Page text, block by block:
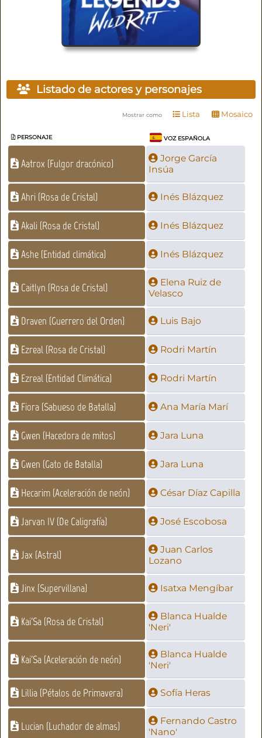
Listado de actores y personajes
Mostrar como Lista Mosaico
PERSONAJE VOZ ESPAÑOLA
Aatrox (Fulgor dracónico)
Jorge García
Insúa
Ahri (Rosa de Cristal) Inés Blázquez
Akali (Rosa de Cristal) Inés Blázquez
Ashe (Entidad climática) Inés Blázquez
Caitlyn (Rosa de Cristal)
Elena Ruiz de
Velasco
Draven (Guerrero del Orden) Luis Bajo
Ezreal (Rosa de Cristal) Rodri Martín
Ezreal (Entidad Climática) Rodri Martín
Fiora (Sabueso de Batalla) Ana María Marí
Gwen (Hacedora de mitos) Jara Luna
Gwen (Gato de Batalla) Jara Luna
Hecarim (Aceleración de neón) César Díaz Capilla
Jarvan IV (De Caligrafía) José Escobosa
Jax (Astral)
Juan Carlos
Lozano
Jinx (Supervillana) Isatxa Mengíbar
Kai'Sa (Rosa de Cristal)
Blanca Hualde
'Neri'
Kai'Sa (Aceleración de neón)
Blanca Hualde
'Neri'
Lillia (Pétalos de Primavera) Sofía Heras
Lucian (Luchador de almas)
Fernando Castro
'Nano'